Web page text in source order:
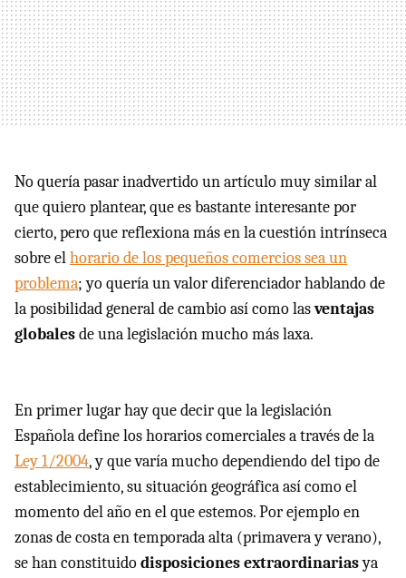
No quería pasar inadvertido un artículo muy similar al
que quiero plantear, que es bastante interesante por
cierto, pero que reflexiona más en la cuestión intrínseca
sobre elhorario de los pequeños comercios sea un
problema; yo quería un valor diferenciador hablando de
la posibilidad general de cambio así como lasventajas
globalesde una legislación mucho más laxa.
En primer lugar hay que decir que la legislación
Española define los horarios comerciales a través de la
Ley 1/2004, y que varía mucho dependiendo del tipo de
establecimiento, su situación geográfica así como el
momento del año en el que estemos. Por ejemplo en
zonas de costa en temporada alta (primavera y verano),
se han constituidodisposiciones extraordinariasya